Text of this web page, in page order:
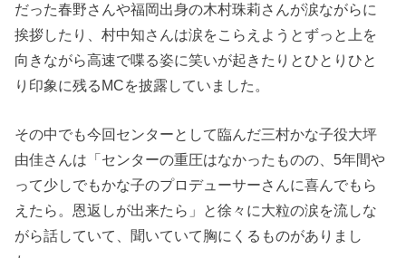
だった春野さんや福岡出身の木村珠莉さんが涙ながらに
挨拶したり、村中知さんは涙をこらえようとずっと上を
向きながら高速で喋る姿に笑いが起きたりとひとりひと
り印象に残るMCを披露していました。
その中でも今回センターとして臨んだ三村かな子役大坪
由佳さんは「センターの重圧はなかったものの、5年間や
って少しでもかな子のプロデューサーさんに喜んでもら
えたら。恩返しが出来たら」と徐々に大粒の涙を流しな
がら話していて、聞いていて胸にくるものがありまし